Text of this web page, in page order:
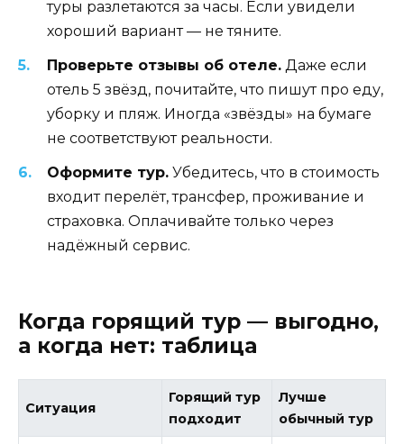
туры разлетаются за часы. Если увидели
хороший вариант — не тяните.
Проверьте отзывы об отеле. Даже если
отель 5 звёзд, почитайте, что пишут про еду,
уборку и пляж. Иногда «звёзды» на бумаге
не соответствуют реальности.
Оформите тур. Убедитесь, что в стоимость
входит перелёт, трансфер, проживание и
страховка. Оплачивайте только через
надёжный сервис.
Когда горящий тур — выгодно,
а когда нет: таблица
Ситуация
Горящий тур
подходит
Лучше
обычный тур